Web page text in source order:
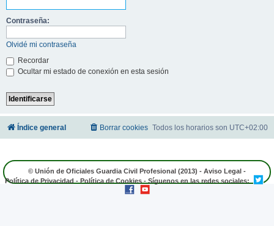
Contraseña:
Olvidé mi contraseña
Recordar
Ocultar mi estado de conexión en esta sesión
Índice general Todos los horarios son UTC+02:00
Borrar cookies
© Unión de Oficiales Guardia Civil Profesional (2013) - Aviso Legal -
Política de Privacidad - Política de Cookies - Síguenos en las redes sociales: